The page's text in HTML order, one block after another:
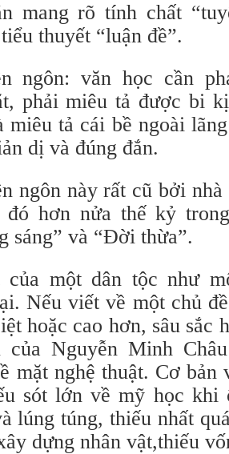
mang rõ tính chất
thuyết “luận đề”.
ngôn: văn học cần
phải miêu tả được bi
miêu tả cái bề ngoài
dị và đúng đắn.
ngôn này rất cũ bởi
hơn nửa thế kỷ
sáng” và “Đời thừa”.
của một dân tộc như
Nếu viết về một chủ
hoặc cao hơn, sâu sắc
của Nguyễn Minh
mặt nghệ thuật. Cơ
sót lớn về mỹ học khi
lúng túng, thiếu nhất
dựng nhân vật,thiếu